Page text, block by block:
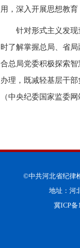
用，深入开展思想教
针对形式主义发
时了解掌握总局、省
合总局党委积极探索
办理，既减轻基层干
（中央纪委国家监委网
©中共河北省纪
地址：河
冀ICP备